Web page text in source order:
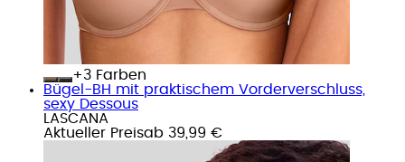
+
Farben
Bügel-BH mit praktischem Vorderverschluss,
sexy Dessous
LASCANA
Aktueller Preisab 39,99 €